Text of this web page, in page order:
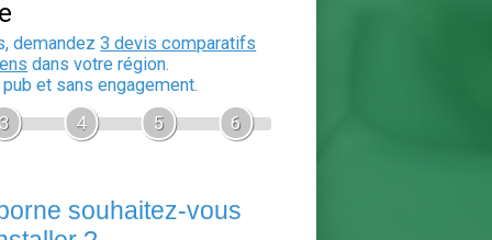
recharge
En 5 minutes, demandez
auxelectriciensdans votre région.
Gratuit, sans pub et sans engagement.